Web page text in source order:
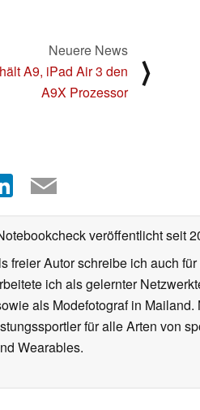
Neuere News
A9, iPad Air 3 den
A9X Prozessor
⟩
veröffentlichtseit
Autor schreibe ich auch
ich als gelernter
als Modefotograf in
für alle Arten von
Wearables.